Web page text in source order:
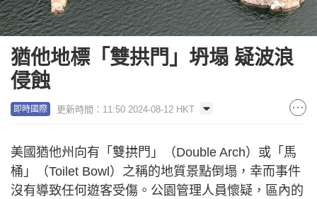
猶他地標「雙拱門」坍塌 疑波浪
侵蝕
即時國際 更新時間：11:50 2024-08-12 HKT
美國猶他州向有「雙拱門」（Double Arch）或「馬
桶」（Toilet Bowl）之稱的地質景點倒塌，幸而事件
沒有導致任何遊客受傷。公園管理人員懷疑，區內的